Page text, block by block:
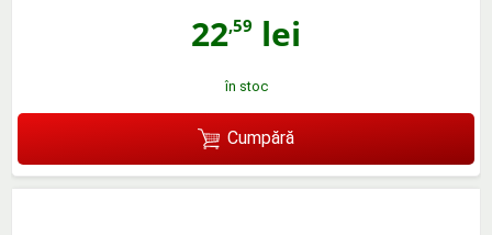
22,59 lei
în stoc
Cumpără